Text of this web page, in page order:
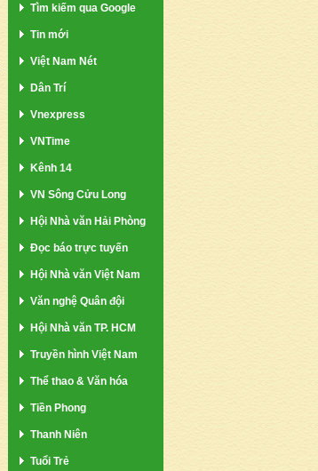
Tìm kiếm qua Google
Tin mới
Việt Nam Nét
Dân Trí
Vnexpress
VNTime
Kênh 14
VN Sông Cửu Long
Hội Nhà văn Hải Phòng
Đọc báo trực tuyến
Hội Nhà văn Việt Nam
Văn nghệ Quân đội
Hội Nhà văn TP. HCM
Truyền hình Việt Nam
Thể thao & Văn hóa
Tiền Phong
Thanh Niên
Tuổi Trẻ